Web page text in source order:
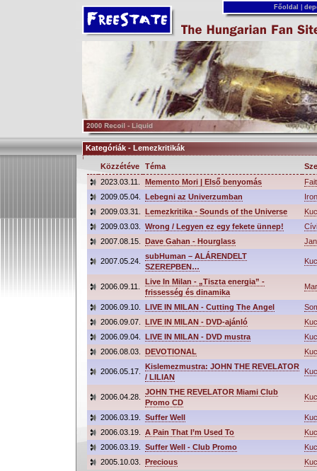
Főoldal
Kategóriák - Lemezkritikák
Közzétéve Téma
2023.03.11.
Memento Mori | Első benyomás
2009.05.04.
Lebegni az Univerzumban
Iron
2009.03.31.
Lemezkritika - Sounds of the Universe
2009.03.03.
Wrong / Legyen ez egy fekete ünnep!
2007.08.15.
Dave Gahan - Hourglass
2007.05.24.
subHuman – ALÁRENDELT
SZEREPBEN…
2006.09.11.
Live In Milan - „Tiszta energia” -
frissesség és dinamika
2006.09.10. LIVE IN MILAN - Cutting The Angel
2006.09.07.
LIVE IN MILAN - DVD-ajánló
2006.09.04.
LIVE IN MILAN - DVD mustra
2006.08.03.
DEVOTIONAL
2006.05.17.
Kislemezmustra: JOHN THE REVELATOR
/ LILIAN
2006.04.28.
JOHN THE REVELATOR Miami Club
Promo CD
2006.03.19. Suffer Well
2006.03.19.
A Pain That I’m Used To
2006.03.19.
Suffer Well - Club Promo
2005.10.03.
Precious